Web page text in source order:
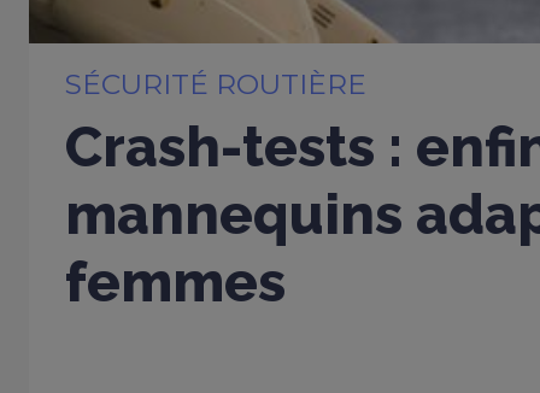
SÉCURITÉ ROUTIÈRE
Crash-tests :
mannequins
femmes